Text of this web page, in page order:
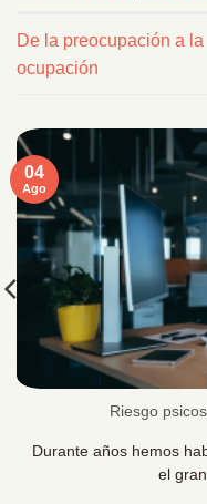
De la preocupación a la
ocupación
Riesgo
Durante años hemos
el
04
Ago